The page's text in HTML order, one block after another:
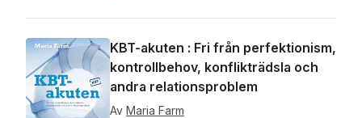
KBT-akuten : Fri från perfektionism,
kontrollbehov, konflikträdsla och
andra relationsproblem
Av Maria Farm